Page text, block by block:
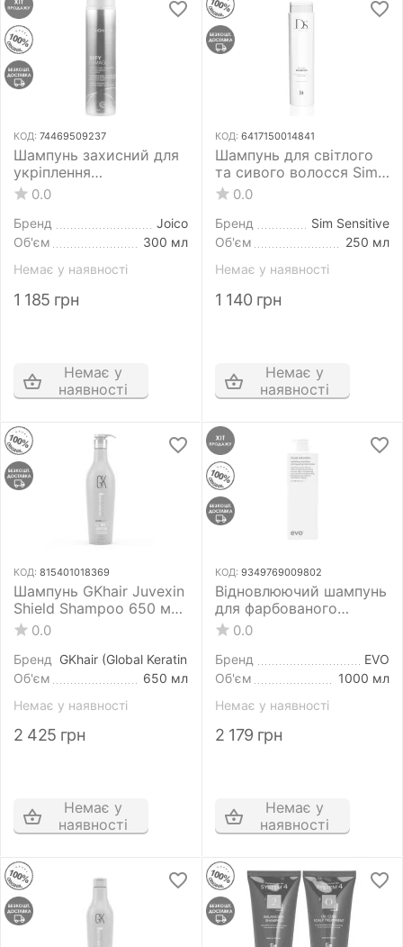
КОД: 74469509237
Шампунь захисний для
укріплення
дисульфідних зв'язків
та стійкості кольору
Joico Defy Damage
Protective Shampoo 300
0.0
Бренд
Joico
Об'єм
300 мл
Немає у наявності
1 185 грн
Немає у
наявності
КОД: 6417150014841
Шампунь для світлого
та сивого волосся Sim
Sensitive DS Blond
Shampoo 250 мл
0.0
Бренд
Sim Sensitive
Об'єм
250 мл
Немає у наявності
1 140 грн
Немає у
наявності
КОД: 815401018369
Шампунь GKhair Juvexin
Shield Shampoo 650 мл
захист кольору та від
УФ-променів
0.0
Бренд
GKhair (Global Keratin)
Об'єм
650 мл
Немає у наявності
2 425 грн
Немає у
наявності
КОД: 9349769009802
Відновлюючий шампунь
для фарбованого
волосся EVO Ritual
Salvation Repairing
Shampoo 1000 мл
0.0
Бренд
EVO
Об'єм
1000 мл
Немає у наявності
2 179 грн
Немає у
наявності